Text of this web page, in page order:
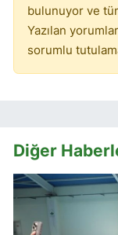
bulunuyor ve
Yazılan
sorumlu
Diğer